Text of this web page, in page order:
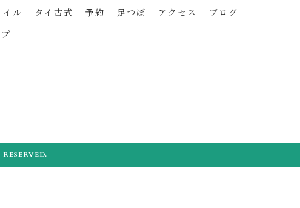
イル タイ古式 予約 足つぼ アクセス
ブログ